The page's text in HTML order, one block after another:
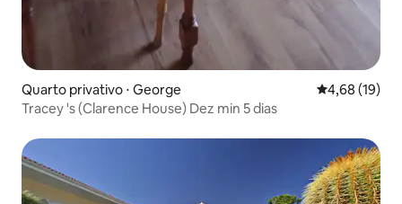
Quarto privativo ⋅ George 4,68 de uma
4,68 (19)
Tracey 's (Clarence House) Dez min 5 dias